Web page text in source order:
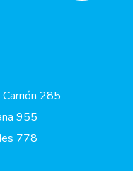
Carrión 285
955
778